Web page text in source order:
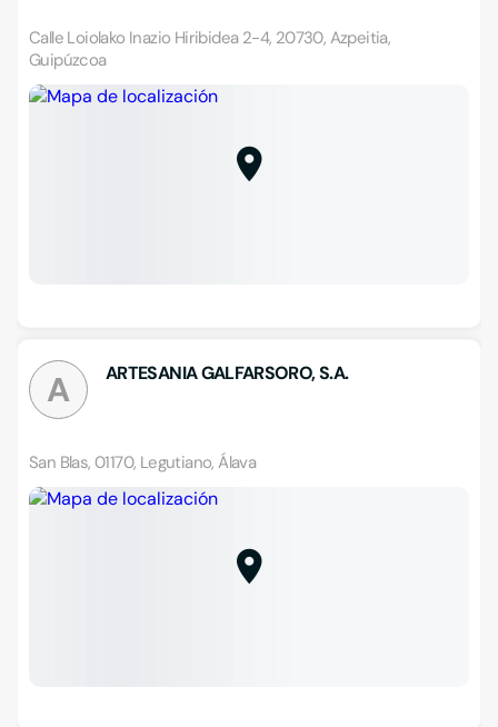
Calle Loiolako Inazio Hiribidea 2-4, 20730, Azpeitia,
Guipúzcoa
A ARTESANIA GALFARSORO, S.A.
San Blas, 01170, Legutiano, Álava